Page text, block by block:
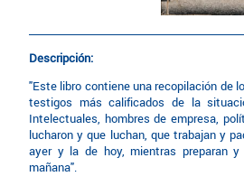
Descripción:
"Este libro contiene una recopilación de
testigos más calificados de la
Intelectuales, hombres de empresa,
lucharon y que luchan, que trabajan y
ayer y la de hoy, mientras preparan
mañana".